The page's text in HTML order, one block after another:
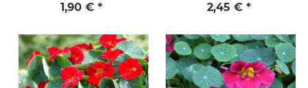
1,90 € * 2,45 € *